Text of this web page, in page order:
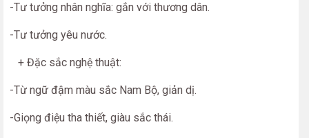
-Tư tưởng nhân nghĩa: gắn với thương dân.
-Tư tưởng yêu nước.
+ Đặc sắc nghệ thuật:
-Từ ngữ đậm màu sắc Nam Bộ, giản dị.
-Giọng điệu tha thiết, giàu sắc thái.